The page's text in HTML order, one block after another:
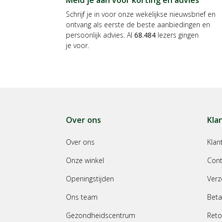
Schrijf je in voor onze wekelijkse nieuwsbrief en
ontvang als eerste de beste aanbiedingen en
persoonlijk advies. Al 68.484 lezers gingen
je voor.
Over ons
Over ons
Onze winkel
Openingstijden
Ons team
Gezondheidscentrum